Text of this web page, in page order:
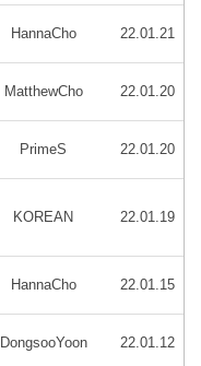
HannaCho 22.01.21
MatthewCho 22.01.20
PrimeS 22.01.20
KOREAN 22.01.19
HannaCho 22.01.15
DongsooYoon 22.01.12